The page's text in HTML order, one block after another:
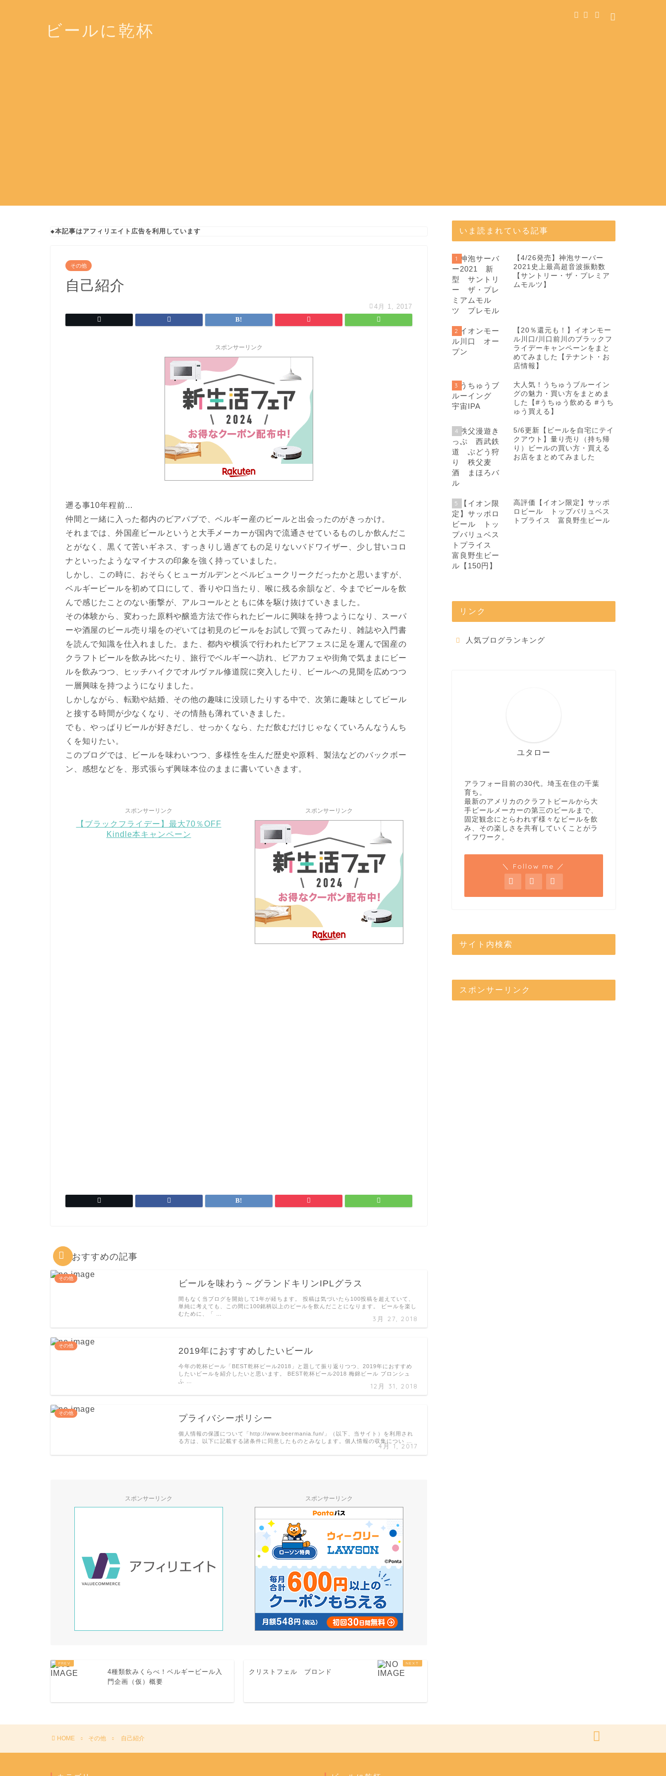
ビールに乾杯
◆本記事はアフィリエイト広告を利用しています
その他
自己紹介
4月 1, 2017
スポンサーリンク
遡る事10年程前…
仲間と一緒に入った都内のビアパブで、ベルギー産のビールと出会ったのがきっかけ。
それまでは、外国産ビールというと大手メーカーが国内で流通させているものしか飲んだこ
とがなく、黒くて苦いギネス、すっきりし過ぎてもの足りないバドワイザー、少し甘いコロ
ナといったようなマイナスの印象を強く持っていました。
しかし、この時に、おそらくヒューガルデンとベルビュークリークだったかと思いますが、
ベルギービールを初めて口にして、香りや口当たり、喉に残る余韻など、今までビールを飲
んで感じたことのない衝撃が、アルコールとともに体を駆け抜けていきました。
その体験から、変わった原料や醸造方法で作られたビールに興味を持つようになり、スーパ
ーや酒屋のビール売り場をのぞいては初見のビールをお試しで買ってみたり、雑誌や入門書
を読んで知識を仕入れました。また、都内や横浜で行われたビアフェスに足を運んで国産の
クラフトビールを飲み比べたり、旅行でベルギーへ訪れ、ビアカフェや街角で気ままにビー
ルを飲みつつ、ヒッチハイクでオルヴァル修道院に突入したり、ビールへの見聞を広めつつ
一層興味を持つようになりました。
しかしながら、転勤や結婚、その他の趣味に没頭したりする中で、次第に趣味としてビール
と接する時間が少なくなり、その情熱も薄れていきました。
でも、やっぱりビールが好きだし、せっかくなら、ただ飲むだけじゃなくていろんなうんち
くを知りたい。
このブログでは、ビールを味わいつつ、多様性を生んだ歴史や原料、製法などのバックボー
ン、感想などを、形式張らず興味本位のままに書いていきます。
スポンサーリンク
【ブラックフライデー】最大70％OFF
Kindle本キャンペーン
スポンサーリンク
おすすめの記事
その他
ビールを味わう～グランドキリンIPLグラス
3月 27, 2018
間もなく当ブログを開始して1年が経ちます。 投稿は気づいたら100投稿を超えていて、
単純に考えても、この間に100銘柄以上のビールを飲んだことになります。 ビールを楽し
むために、「 …
その他
2019年におすすめしたいビール
12月 31, 2018
今年の乾杯ビール「BEST乾杯ビール2018」と題して振り返りつつ、2019年におすすめ
したいビールを紹介したいと思います。 BEST乾杯ビール2018 梅錦ビール ブロンシュ
ふ …
その他
プライバシーポリシー
4月 1, 2017
個人情報の保護について「http://www.beermania.fun/」（以下、当サイト）を利用され
る方は、以下に記載する諸条件に同意したものとみなします。個人情報の収集につい …
スポンサーリンク スポンサーリンク
4種類飲みくらべ！ベルギービール入
門企画（仮）概要
クリストフェル ブロンド
いま読まれている記事
1
【4/26発売】神泡サーバー
2021史上最高超音波振動数
【サントリー・ザ・プレミア
ムモルツ】
2
【20％還元も！】イオンモー
ル川口/川口前川のブラックフ
ライデーキャンペーンをまと
めてみました【テナント・お
店情報】
3
大人気！うちゅうブルーイン
グの魅力・買い方をまとめま
した【#うちゅう飲める #うち
ゅう買える】
4
5/6更新【ビールを自宅にテイ
クアウト】量り売り（持ち帰
り）ビールの買い方・買える
お店をまとめてみました
5
高評価【イオン限定】サッポ
ロビール トップバリュベス
トプライス 富良野生ビール
リンク
人気ブログランキング
ユタロー
アラフォー目前の30代。埼玉在住の千葉
育ち。
最新のアメリカのクラフトビールから大
手ビールメーカーの第三のビールまで、
固定観念にとらわれず様々なビールを飲
み、その楽しさを共有していくことがラ
イフワーク。
＼ Follow me ／
サイト内検索
スポンサーリンク
HOME その他 自己紹介